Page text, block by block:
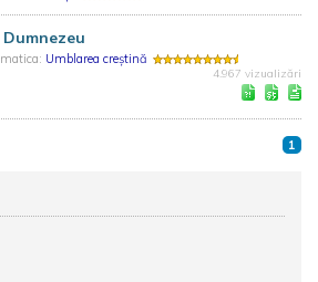
Umblarea creștină
4.967 vizualizări
1